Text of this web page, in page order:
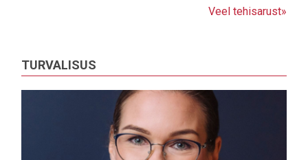
Veel tehisarust»
TURVALISUS